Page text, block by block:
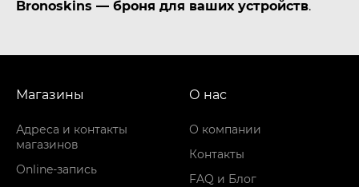
Bronoskins — броня для ваших устройств.
Магазины
Адреса и контакты
магазинов
Online-запись
О нас
О компании
Контакты
FAQ и Блог